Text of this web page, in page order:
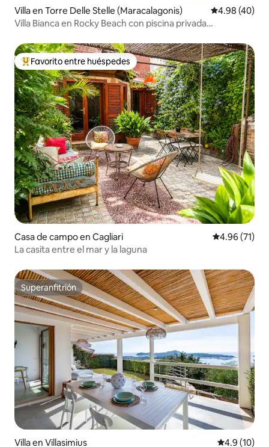
Villa en Torre Delle Stelle (Maracalagonis) Calificación
4.98 (40)
Villa Bianca en Rocky Beach con piscina privada
Favorito entre huéspedes preferido
Favorito entre huéspedes
Casa de campo en Cagliari Calificación
4.96 (71)
La casita entre el mar y la laguna
Superanfitrión
Superanfitrión
Villa en Villasimius Calificación
4.9 (10)